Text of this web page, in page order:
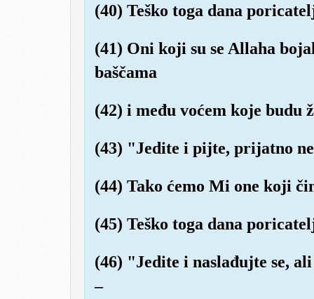
(40) Teško toga dana
(41) Oni koji su se Allaha
baščama
(42) i među voćem koje budu
(43) "Jedite i pijte, prijatno
(44) Tako ćemo Mi one koji
(45) Teško toga dana
(46) "Jedite i naslađujte se,
–